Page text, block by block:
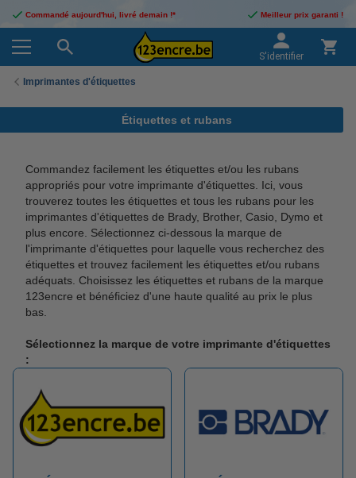
Commandé aujourd'hui, livré demain !* Meilleur prix garanti !
S'identifier
Imprimantes d'étiquettes
Étiquettes et rubans
Commandez facilement les étiquettes et/ou les rubans
appropriés pour votre imprimante d'étiquettes. Ici, vous
trouverez toutes les étiquettes et tous les rubans pour les
imprimantes d'étiquettes de Brady, Brother, Casio, Dymo et
plus encore. Sélectionnez ci-dessous la marque de
l'imprimante d'étiquettes pour laquelle vous recherchez des
étiquettes et trouvez facilement les étiquettes et/ou rubans
adéquats. Choisissez les étiquettes et rubans de la marque
123encre et bénéficiez d'une haute qualité au prix le plus
bas.
Sélectionnez la marque de votre imprimante d'étiquettes
: